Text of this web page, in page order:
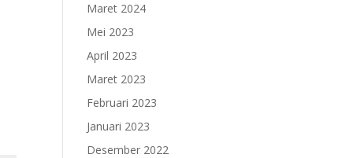
Maret 2024
Mei 2023
April 2023
Maret 2023
Februari 2023
Januari 2023
Desember 2022